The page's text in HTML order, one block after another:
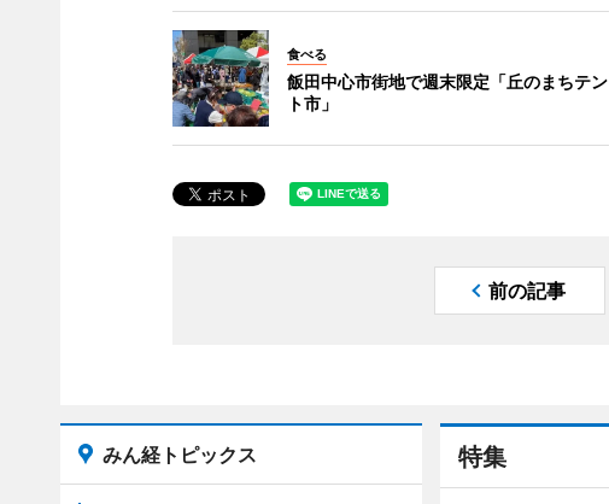
食べる
飯田中心市街地で週末限定「丘のまちテン
ト市」
前の記事
特集
みん経トピックス